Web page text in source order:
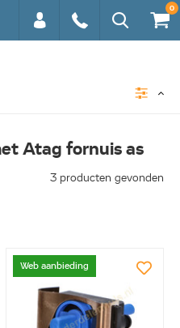
0
Atag fornuis as
3 producten gevonden
Web aanbieding